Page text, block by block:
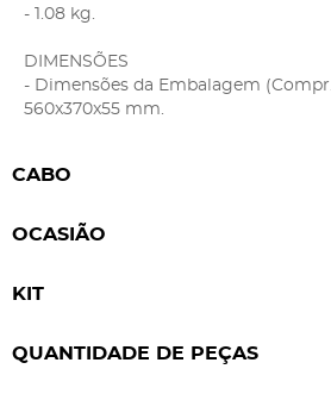
- 1.08 kg.
DIMENSÕES
- Dimensões da Embalagem
560x370x55 mm.
CABO
OCASIÃO
KIT
QUANTIDADE DE PEÇAS